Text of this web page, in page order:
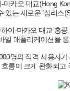
카오 대교(Hong
있는 새로운 '심리스
이-마카오 대교 홍
일 애플리케이션을
명의 적격 사용자
름이 크게 완화되